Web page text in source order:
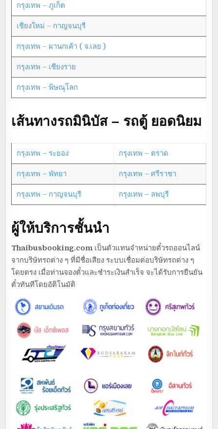
กรุงเทพ – ภูเก็ต
เชียงใหม่ – กาญจนบุรี
กรุงเทพ – ผานกเค้า ( จ.เลย )
กรุงเทพ – เชียงราย
กรุงเทพ – พิษณุโลก
เส้นทางรถมินิบัส – รถตู้ ยอดนิยม
กรุงเทพ – ระยอง กรุงเทพ – ตราด
กรุงเทพ – พัทยา กรุงเทพ – ศรีราชา
กรุงเทพ – กาญจนบุรี กรุงเทพ – ลพบุรี
ผู้ให้บริการชั้นนำ
Thaibusbooking.com เป็นตัวแทนจำหน่ายตั๋วรถออนไลน์
จากบริษัทรถต่าง ๆ ที่มีชื่อเสียง ระบบเชื่อมต่อบริษัทรถต่าง ๆ
โดยตรง เมื่อท่านจองตั๋วและชำระเงินสำเร็จ จะได้รับการยืนยัน
ตั๋วทันทีโดยอัติโนมัติ